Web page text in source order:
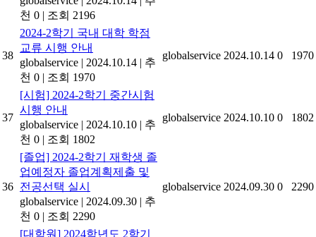
천 0 | 조회 2196
38
2024-2학기 국내 대학 학점
교류 시행 안내
globalservice | 2024.10.14 | 추
천 0 | 조회 1970
globalservice 2024.10.14 0 1970
37
[시험] 2024-2학기 중간시험
시행 안내
globalservice | 2024.10.10 | 추
천 0 | 조회 1802
globalservice 2024.10.10 0 1802
36
[졸업] 2024-2학기 재학생 졸
업예정자 졸업계획제출 및
전공선택 실시
globalservice | 2024.09.30 | 추
천 0 | 조회 2290
globalservice 2024.09.30 0 2290
[대학원] 2024학년도 2학기